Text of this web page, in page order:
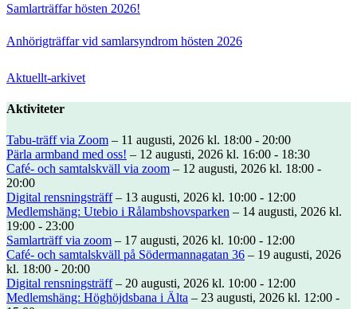
Samlarträffar hösten 2026!
Anhörigträffar vid samlarsyndrom hösten 2026
Aktuellt-arkivet
Aktiviteter
Tabu-träff via Zoom – 11 augusti, 2026 kl. 18:00 - 20:00
Pärla armband med oss! – 12 augusti, 2026 kl. 16:00 - 18:30
Café- och samtalskväll via zoom – 12 augusti, 2026 kl. 18:00 -
20:00
Digital rensningsträff– 13 augusti, 2026 kl. 10:00 - 12:00
Medlemshäng: Utebio i Rålambshovsparken – 14 augusti, 2026 kl.
19:00 - 23:00
Samlarträff via zoom – 17 augusti, 2026 kl. 10:00 - 12:00
Café- och samtalskväll på Södermannagatan 36 – 19 augusti, 2026
kl. 18:00 - 20:00
Digital rensningsträff– 20 augusti, 2026 kl. 10:00 - 12:00
Medlemshäng: Höghöjdsbana i Älta – 23 augusti, 2026 kl. 12:00 -